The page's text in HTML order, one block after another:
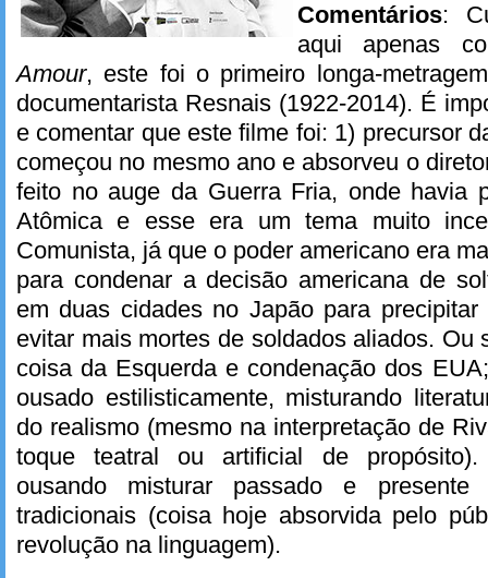
Comentários:
aqui apenas
Amour, este foi o primeiro longa-
documentarista Resnais (1922-2014). É
e comentar que este filme foi: 1) precursor
começou no mesmo ano e absorveu o
feito no auge da Guerra Fria, onde havia
Atômica e esse era um tema muito
Comunista, já que o poder americano era
para condenar a decisão americana de
em duas cidades no Japão para
evitar mais mortes de soldados aliados. Ou
coisa da Esquerda e condenação dos
ousado estilisticamente, misturando
do realismo (mesmo na interpretação de
toque teatral ou artificial de propósito).
ousando misturar passado e
tradicionais (coisa hoje absorvida pelo
revolução na linguagem).